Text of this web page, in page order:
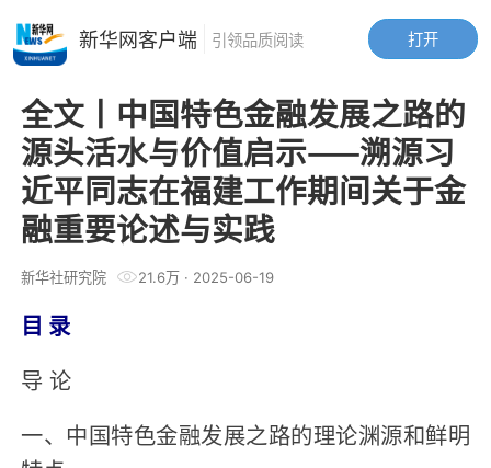
全文丨中国特色金融发展之路的
源头活水与价值启示——溯源习
近平同志在福建工作期间关于金
融重要论述与实践
新华社研究院 21.6万· 2025-06-19
目 录
导 论
一、中国特色金融发展之路的理论渊源和鲜明
打开
新华网客户端 引领品质阅读